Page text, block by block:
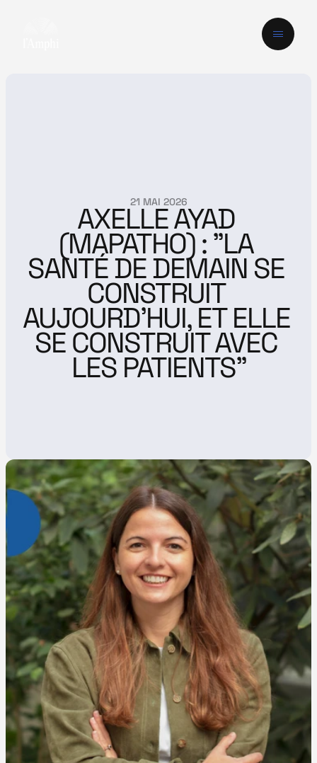
21 MAI 2026
AXELLE AYAD
(MAPATHO) : "LA
SANTÉ DE DEMAIN SE
CONSTRUIT
AUJOURD’HUI, ET ELLE
SE CONSTRUIT AVEC
LES PATIENTS"